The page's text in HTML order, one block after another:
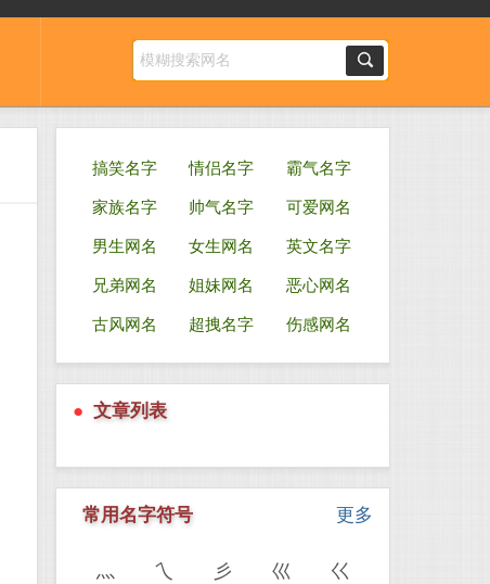
搞笑名字 情侣名字
霸气名字
家族名字
帅气名字
可爱网名
男生网名
女生网名
英文名字
兄弟网名
姐妹网名
恶心网名
古风网名
超拽名字 伤感网名
● 文章列表
更多
常用名字符号
灬 乀 彡 巛
巜